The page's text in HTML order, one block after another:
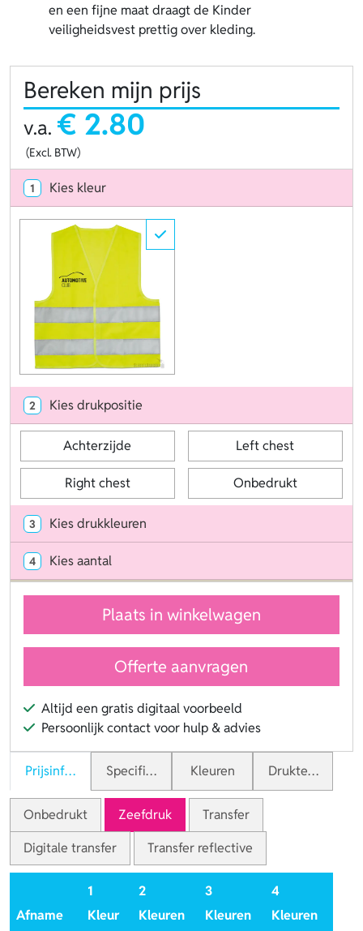
en een fijne maat draagt de Kinder
veiligheidsvest prettig over kleding.
Bereken mijn prijs
v.a. € 2.80
(Excl. BTW)
1 Kies kleur
2 Kies drukpositie
Achterzijde Left chest
Right chest Onbedrukt
3 Kies drukkleuren
4 Kies aantal
Plaats in winkelwagen
Offerte aanvragen
Altijd een gratis digitaal voorbeeld
Persoonlijk contact voor hulp & advies
PrijsinformatieSpecificaties Kleuren Druktechnieken
Onbedrukt Zeefdruk
Transfer
Digitale transfer
Transfer reflective
Afname
1
Kleur
2
Kleuren
3
Kleuren
4
Kleuren